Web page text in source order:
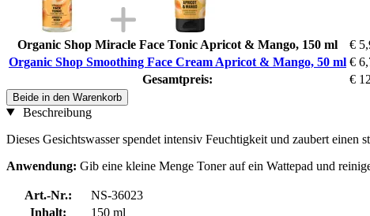
Organic Shop Miracle Face Tonic Apricot & Mango, 150 ml €
Organic Shop Smoothing Face Cream Apricot & Mango, 50 ml €
Gesamtpreis:
€
Beide in den Warenkorb
Beschreibung
Dieses Gesichtswasser spendet intensiv Feuchtigkeit und zaubert
Anwendung: Gib eine kleine Menge Toner auf ein Wattepad und
Art.-Nr.:
NS-36023
Inhalt:
150 ml